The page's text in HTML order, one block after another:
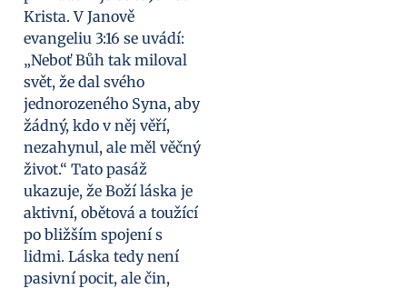
Krista. V Janově
evangeliu 3:16 se uvádí:
„Neboť Bůh tak miloval
svět, že dal svého
jednorozeného Syna, aby
žádný, kdo v něj věří,
nezahynul, ale měl věčný
život.“ Tato pasáž
ukazuje, že Boží láska je
aktivní, obětová a toužící
po bližším spojení s
lidmi. Láska tedy není
pasivní pocit, ale čin,